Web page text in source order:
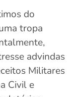
do
tropa
advindas
Militares
Civil e